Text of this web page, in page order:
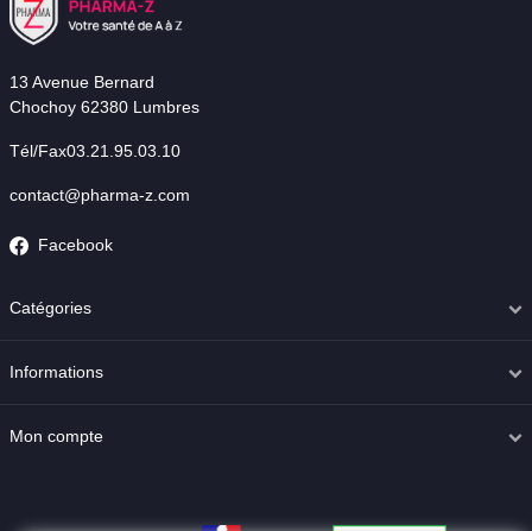
13 Avenue Bernard
Chochoy 62380 Lumbres
Tél/Fax03.21.95.03.10
contact@pharma-z.com
Facebook
Catégories
Informations
Mon compte